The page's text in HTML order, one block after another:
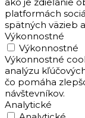
platformách
spätných väzieb
Výkonnostné
Výkonnostné
Výkonnostné
analýzu
čo pomáha
návštevníkov.
Analytické